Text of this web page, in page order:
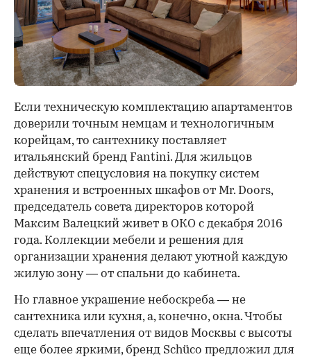
Если техническую комплектацию апартаментов
доверили точным немцам и технологичным
корейцам, то сантехнику поставляет
итальянский бренд Fantini. Для жильцов
действуют спецусловия на покупку систем
хранения и встроенных шкафов от Mr. Doors,
председатель совета директоров которой
Максим Валецкий живет в ОКО с декабря 2016
года. Коллекции мебели и решения для
организации хранения делают уютной каждую
жилую зону — от спальни до кабинета.
Но главное украшение небоскреба — не
сантехника или кухня, а, конечно, окна. Чтобы
сделать впечатления от видов Москвы с высоты
еще более яркими, бренд Schüco предложил для